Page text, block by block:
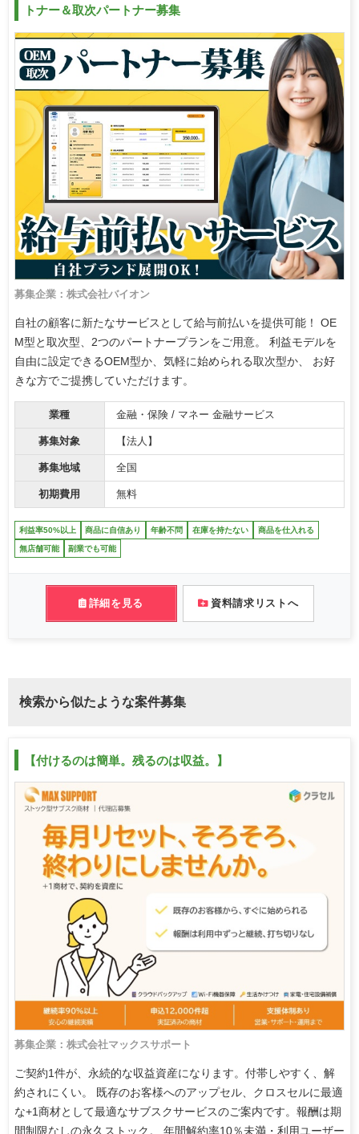
トナー＆取次パートナー募集
募集企業：株式会社バイオン
自社の顧客に新たなサービスとして給与前払いを提供可能！ OE
M型と取次型、2つのパートナープランをご用意。 利益モデルを
自由に設定できるOEM型か、気軽に始められる取次型か、 お好
きな方でご提携していただけます。
業種 金融・保険 / マネー 金融サービス
募集対象 【法人】
募集地域 全国
初期費用 無料
利益率50%以上 商品に自信あり 年齢不問 在庫を持たない 商品を仕入れる
無店舗可能 副業でも可能
詳細を見る 資料請求リストへ
検索から似たような案件募集
【付けるのは簡単。残るのは収益。】
募集企業：株式会社マックスサポート
ご契約1件が、永続的な収益資産になります。付帯しやすく、解
約されにくい。 既存のお客様へのアップセル、クロスセルに最適
な+1商材として最適なサブスクサービスのご案内です。報酬は期
間制限なしの永久ストック。 年間解約率10％未満・利用ユーザー